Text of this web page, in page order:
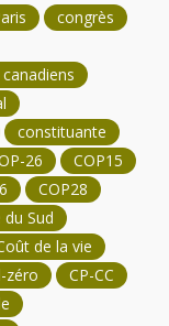
congrès
constituante
26
COP15
COP28
Sud
de la vie
zéro
CP-CC